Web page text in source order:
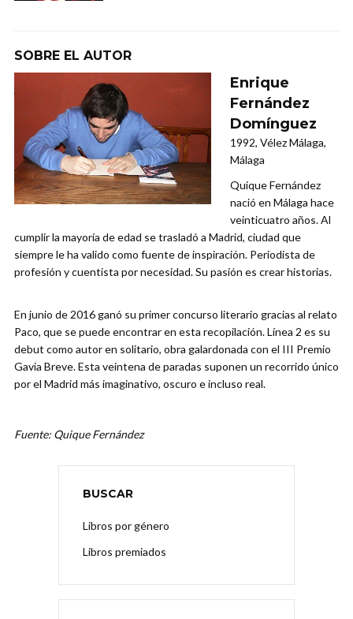
SOBRE EL AUTOR
Enrique
Fernández
Domínguez
1992, Vélez Málaga,
Málaga
Quique Fernández
nació en Málaga hace
veinticuatro años. Al
cumplir la mayoría de edad se trasladó a Madrid, ciudad que
siempre le ha valido como fuente de inspiración. Periodista de
profesión y cuentista por necesidad. Su pasión es crear historias.
En junio de 2016 ganó su primer concurso literario gracias al relato
Paco, que se puede encontrar en esta recopilación. Línea 2 es su
debut como autor en solitario, obra galardonada con el III Premio
Gavia Breve. Esta veintena de paradas suponen un recorrido único
por el Madrid más imaginativo, oscuro e incluso real.
Fuente: Quique Fernández
BUSCAR
Libros por género
Libros premiados